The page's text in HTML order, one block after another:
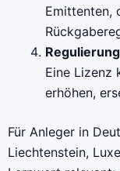
Emittenten,
Eine Lizenz
erhöhen,
Für Anleger in
Liechtenstein,